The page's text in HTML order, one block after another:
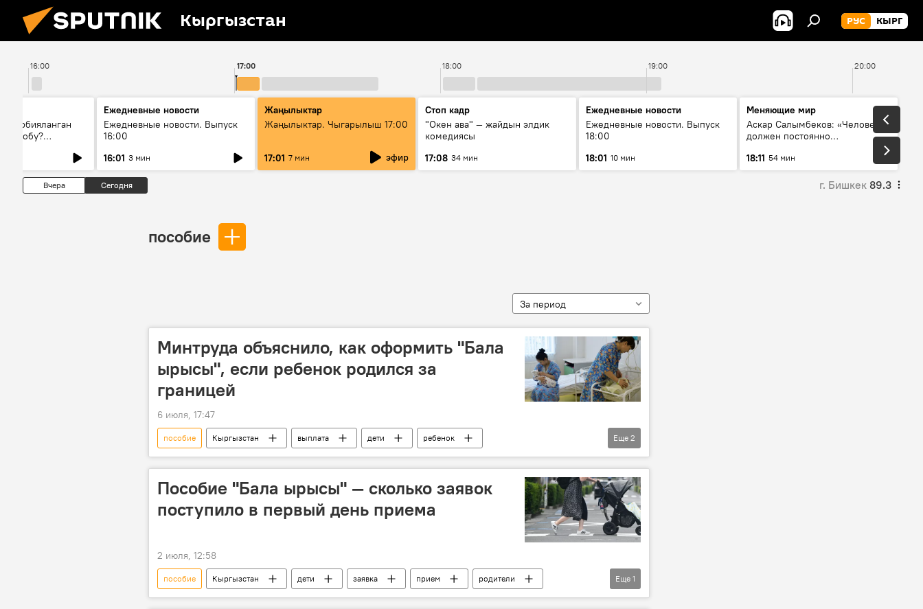
Кыргызстан РУС КЫРГ
16:00 18:00 19:00 20:00
17:00
тарбияланган
болобу?
Ежедневные новости
Ежедневные новости. Выпуск
16:00
16:01 3 мин
Жаңылыктар
Жаңылыктар. Чыгарылыш 17:00
17:01 7 мин эфир
Стоп кадр
"Окен ава" — жайдын элдик
комедиясы
17:08 34 мин
Ежедневные новости
Ежедневные новости. Выпуск
18:00
18:01 10 мин
Меняющие мир
Аскар Салымбеков: «Человек
должен постоянно
18:11 54 мин
Вчера Сегодня г. Бишкек 89.3
пособие
За период
Минтруда объяснило, как оформить "Бала
ырысы", если ребенок родился за
границей
6 июля, 17:47
пособие Кыргызстан выплата дети
ребенок
Министерство труда, социального обеспечения и миграции КР
Бала ырысы
Еще 2
Пособие "Бала ырысы" — сколько заявок
поступило в первый день приема
2 июля, 12:58
пособие Кыргызстан дети заявка прием
родители
выплата
Еще 1